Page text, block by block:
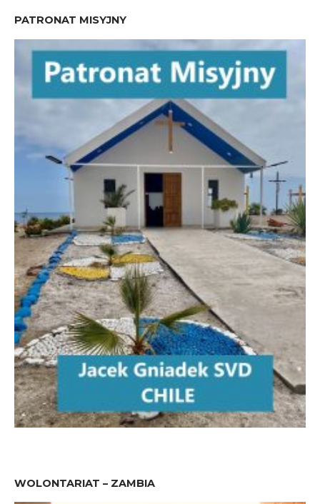
PATRONAT MISYJNY
WOLONTARIAT – ZAMBIA